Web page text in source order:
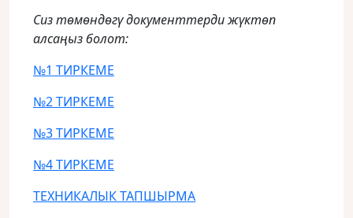
Сиз төмөндөгү документтерди жүктөп
алсаңыз болот:
№1 ТИРКЕМЕ
№2 ТИРКЕМЕ
№3 ТИРКЕМЕ
№4 ТИРКЕМЕ
ТЕХНИКАЛЫК ТАПШЫРМА